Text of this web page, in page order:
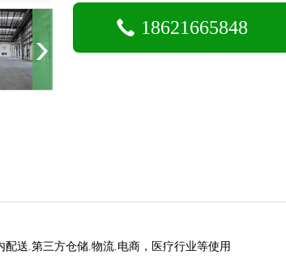
18621665848
配送.第三方仓储.物流.电商，医疗行业等使用